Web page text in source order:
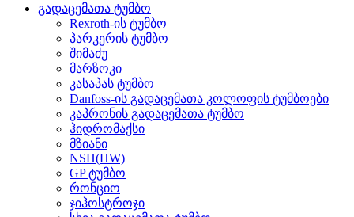
გადაცემათა ტუმბო
Rexroth-ის ტუმბო
პარკერის ტუმბო
შიმაძუ
მარზოკი
კასაპას ტუმბო
Danfoss-ის გადაცემათა კოლოფის ტუმბოები
კაპრონის გადაცემათა ტუმბო
ჰიდრომაქსი
მზიანი
NSH(HW)
GP ტუმბო
რონციო
ჯიჰოსტროჯი